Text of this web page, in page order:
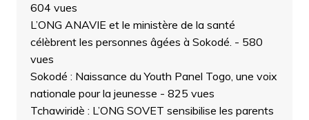
604 vues
L’ONG ANAVIE et le ministère de la santé
célèbrent les personnes âgées à Sokodé. - 580
vues
Sokodé : Naissance du Youth Panel Togo, une voix
nationale pour la jeunesse - 825 vues
Tchawiridè : L’ONG SOVET sensibilise les parents